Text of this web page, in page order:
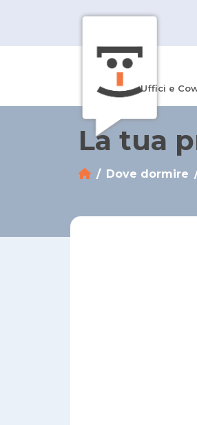
Uffici e
La tua
Dove dormire